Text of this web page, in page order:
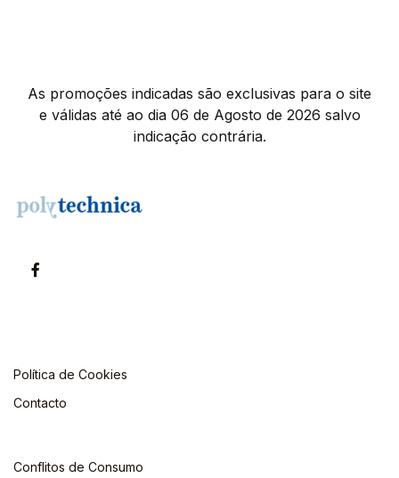
As promoções indicadas são exclusivas para o site
e válidas até ao dia 06 de Agosto de 2026 salvo
indicação contrária.
Política de Cookies
Contacto
Conflitos de Consumo